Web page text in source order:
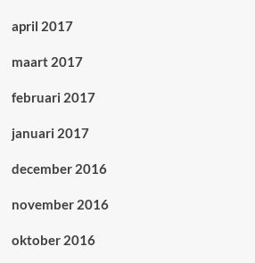
april 2017
maart 2017
februari 2017
januari 2017
december 2016
november 2016
oktober 2016